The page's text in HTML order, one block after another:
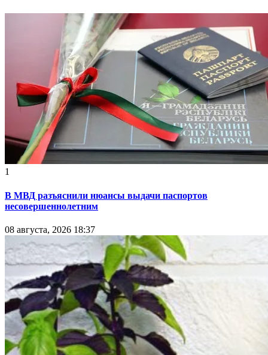
1
В МВД разъяснили нюансы выдачи паспортов
несовершеннолетним
08 августа, 2026 18:37